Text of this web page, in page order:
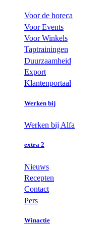
Voor de horeca
Voor Events
Voor Winkels
Taptrainingen
Duurzaamheid
Export
Klantenportaal
Werken bij
Werken bij Alfa
extra 2
Nieuws
Recepten
Contact
Pers
Winactie